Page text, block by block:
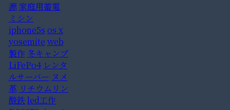
源家庭用蓄電
ミシン
iphone5s os x
yosemite web
製作 冬キャンプ
LiFePo4 レンタ
ルサーバー ヌメ
革 リチウムリン
酸鉄 led工作